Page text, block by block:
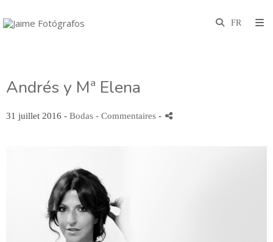
Andrés y Mª Elena
31 juillet 2016 - Bodas - Commentaires -